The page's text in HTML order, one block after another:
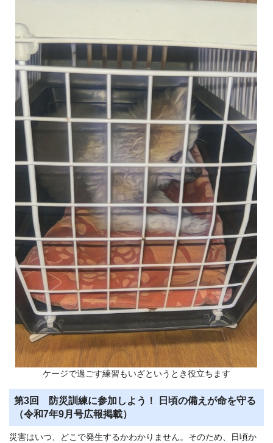
ケージで過ごす練習もいざというとき役立ちます
第3回 防災訓練に参加しよう！ 日頃の備えが命を守る
（令和7年9月号広報掲載）
災害はいつ、どこで発生するかわかりません。そのため、日頃か